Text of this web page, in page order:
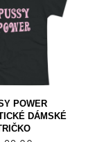
POWER
DÁMSKÉ